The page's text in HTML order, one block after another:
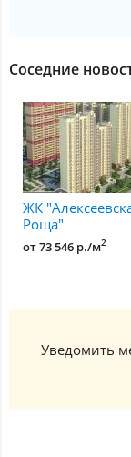
Соседние
ЖК
Роща"
от 73 546 р./м2
Уведомить